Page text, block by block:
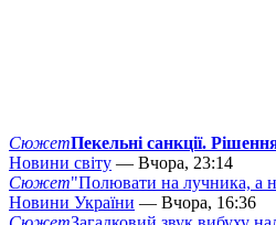
СюжетПекельні санкції.
Новини світу — Вчора, 23:14
Сюжет"Полювати на лучника, а
Новини України — Вчора, 16:36